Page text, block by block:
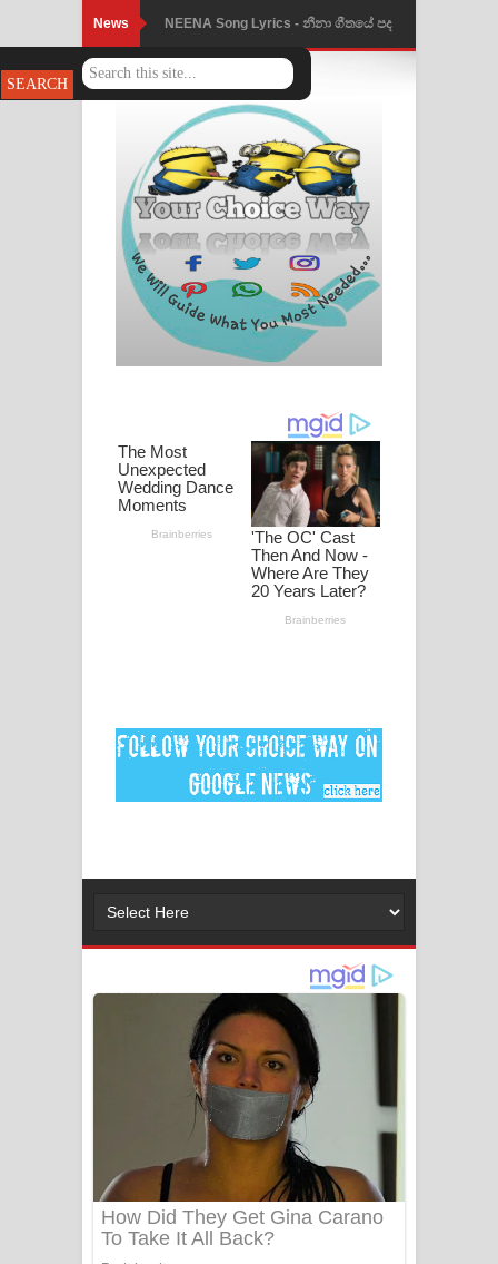
News NEENA Song Lyrics - නීනා ගීතයේ පද
පෙළ
Ahimi Wimai Himi Song Lyrics - අහිමි
විමයි හිමි ගීතයේ පද පෙළ
Mathaka Parana Song Lyrics - මතක
පාරනා ගීතයේ පද පෙළ
Nimnadhen Song Lyrics - නිම්නාදෙන්
ගීතයේ පද පෙළ
Obamai Mage Adare Song Lyrics -
ඔබමයි මගේ ආදරේ ගීතයේ පද පෙළ
ගීතයේ පද පෙළ
Ankeliya Song Lyrics - අංකෙළිය ගීතයේ
DEAR GOD Song Lyrics - ඩියර් ගෝඩ්
මනමාල කතා ගීතයේ පද පෙළ
Dai Dai Lyrics - Shakira, Burna Boy |
අම්මා ගීතයේ පද පෙළ
Gemak Deela Song Lyrics - ගේමක් දීලා
ගීතයේ පද පෙළ
Niwuna Numba Hinda Song Lyrics -
නිවුනා නුඹ හින්දා ගීතයේ පද පෙළ
Numba Dun Aadare Song Lyrics - නුඹ
දුන් ආදරේ ගීතයේ පද පෙළ
Liyamuda Dan Anagathe Song Lyrics